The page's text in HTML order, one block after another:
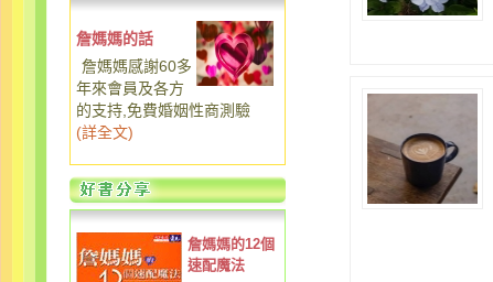
詹媽媽的話
詹媽媽感謝60多
年來會員及各方
的支持,免費婚姻性商測驗
(詳全文)
詹媽媽的12個
速配魔法